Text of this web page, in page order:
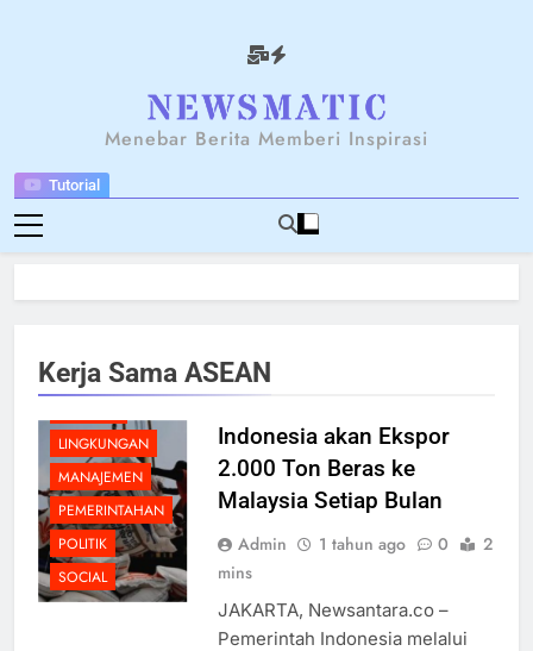
Tutorial
NEWSANTARA
Menebar Berita Memberi Inspirasi
Kerja Sama ASEAN
FOOD
LINGKUNGAN
MANAJEMEN
PEMERINTAHAN
POLITIK
SOCIAL
Indonesia akan Ekspor
2.000 Ton Beras ke
Malaysia Setiap Bulan
Admin 1 tahun ago 0
2
mins
JAKARTA, Newsantara.co –
Pemerintah Indonesia melalui